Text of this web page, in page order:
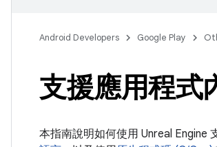
Android Developers Google Play
支援應用程式
本指南說明如何使用 Unreal Engine